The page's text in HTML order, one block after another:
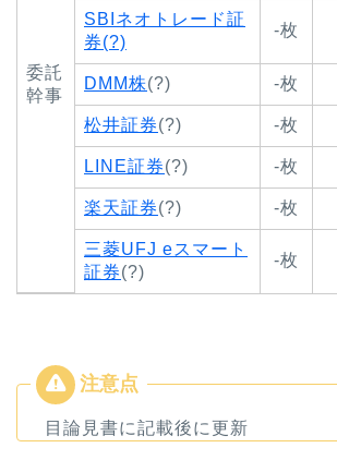
委託
幹事
SBIネオトレード証
券(?)
-枚
DMM株(?) -枚
松井証券(?) -枚
LINE証券(?) -枚
楽天証券(?) -枚
三菱UFJ eスマート
証券(?)
-枚
目論見書に記載後に更新